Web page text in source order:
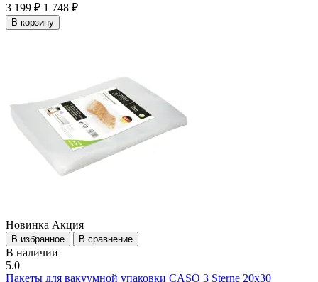
3 199 ₽ 1 748 ₽
В корзину
Новинка Акция
В избранное В сравнение
В наличии
5.0
Пакеты для вакуумной упаковки CASO 3 Sterne 20х30